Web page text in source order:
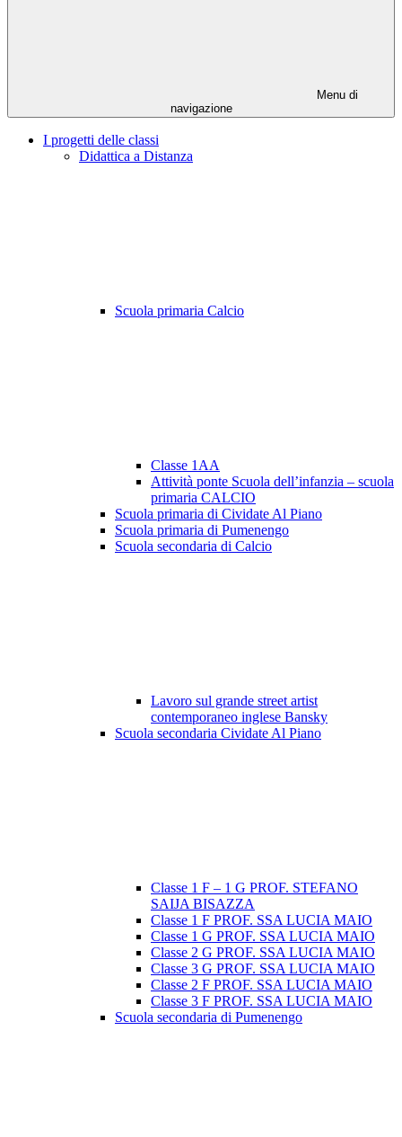
Menu di
navigazione
I progetti delle classi
Didattica a Distanza
Scuola primaria Calcio
Classe 1AA
Attività ponte Scuola dell’infanzia – scuola
primaria CALCIO
Scuola primaria di Cividate Al Piano
Scuola primaria di Pumenengo
Scuola secondaria di Calcio
Lavoro sul grande street artist
contemporaneo inglese Bansky
Scuola secondaria Cividate Al Piano
Classe 1 F – 1 G PROF. STEFANO
SAIJA BISAZZA
Classe 1 F PROF. SSA LUCIA MAIO
Classe 1 G PROF. SSA LUCIA MAIO
Classe 2 G PROF. SSA LUCIA MAIO
Classe 3 G PROF. SSA LUCIA MAIO
Classe 2 F PROF. SSA LUCIA MAIO
Classe 3 F PROF. SSA LUCIA MAIO
Scuola secondaria di Pumenengo